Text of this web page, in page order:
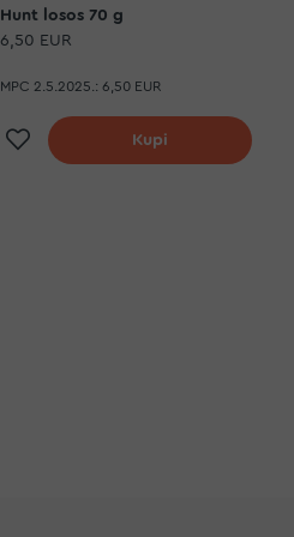
Hunt losos 70 g
6,50 EUR
MPC 2.5.2025.: 6,50 EUR
Dodaj na listu želja
Kupi